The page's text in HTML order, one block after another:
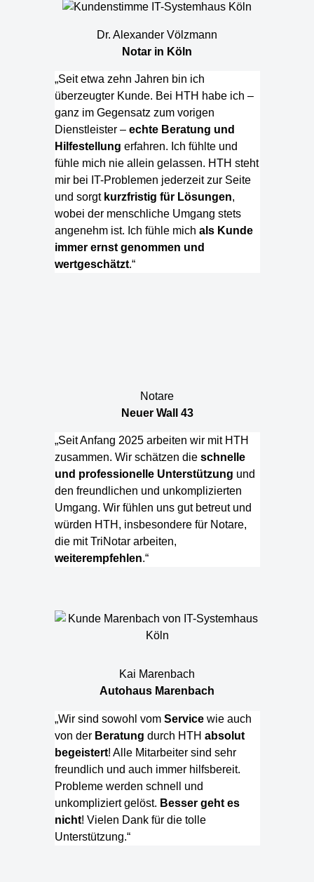
Dr. Alexander Völzmann
Notar in Köln
„Seit etwa zehn Jahren bin ich
überzeugter Kunde. Bei HTH habe ich –
ganz im Gegensatz zum vorigen
Dienstleister – echte Beratung und
Hilfestellung erfahren. Ich fühlte und
fühle mich nie allein gelassen. HTH steht
mir bei IT-Problemen jederzeit zur Seite
und sorgt kurzfristig für Lösungen,
wobei der menschliche Umgang stets
angenehm ist. Ich fühle mich als Kunde
immer ernst genommen und
wertgeschätzt.“
Notare
Neuer Wall 43
„Seit Anfang 2025 arbeiten wir mit HTH
zusammen. Wir schätzen die schnelle
und professionelle Unterstützung und
den freundlichen und unkomplizierten
Umgang. Wir fühlen uns gut betreut und
würden HTH, insbesondere für Notare,
die mit TriNotar arbeiten,
weiterempfehlen.“
Kai Marenbach
Autohaus Marenbach
„Wir sind sowohl vom Service wie auch
von der Beratung durch HTH absolut
begeistert! Alle Mitarbeiter sind sehr
freundlich und auch immer hilfsbereit.
Probleme werden schnell und
unkompliziert gelöst. Besser geht es
nicht! Vielen Dank für die tolle
Unterstützung.“